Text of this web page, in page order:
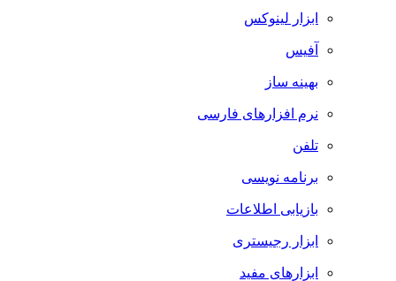
ابزار لینوکس
آفیس
بهینه ساز
نرم افزارهای فارسی
تلفن
برنامه نویسی
بازیابی اطلاعات
ابزار رجیستری
ابزارهای مفید